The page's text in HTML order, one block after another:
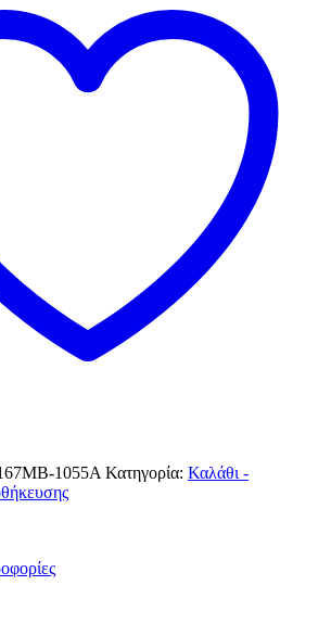
1055A Κατηγορία: Καλάθι -